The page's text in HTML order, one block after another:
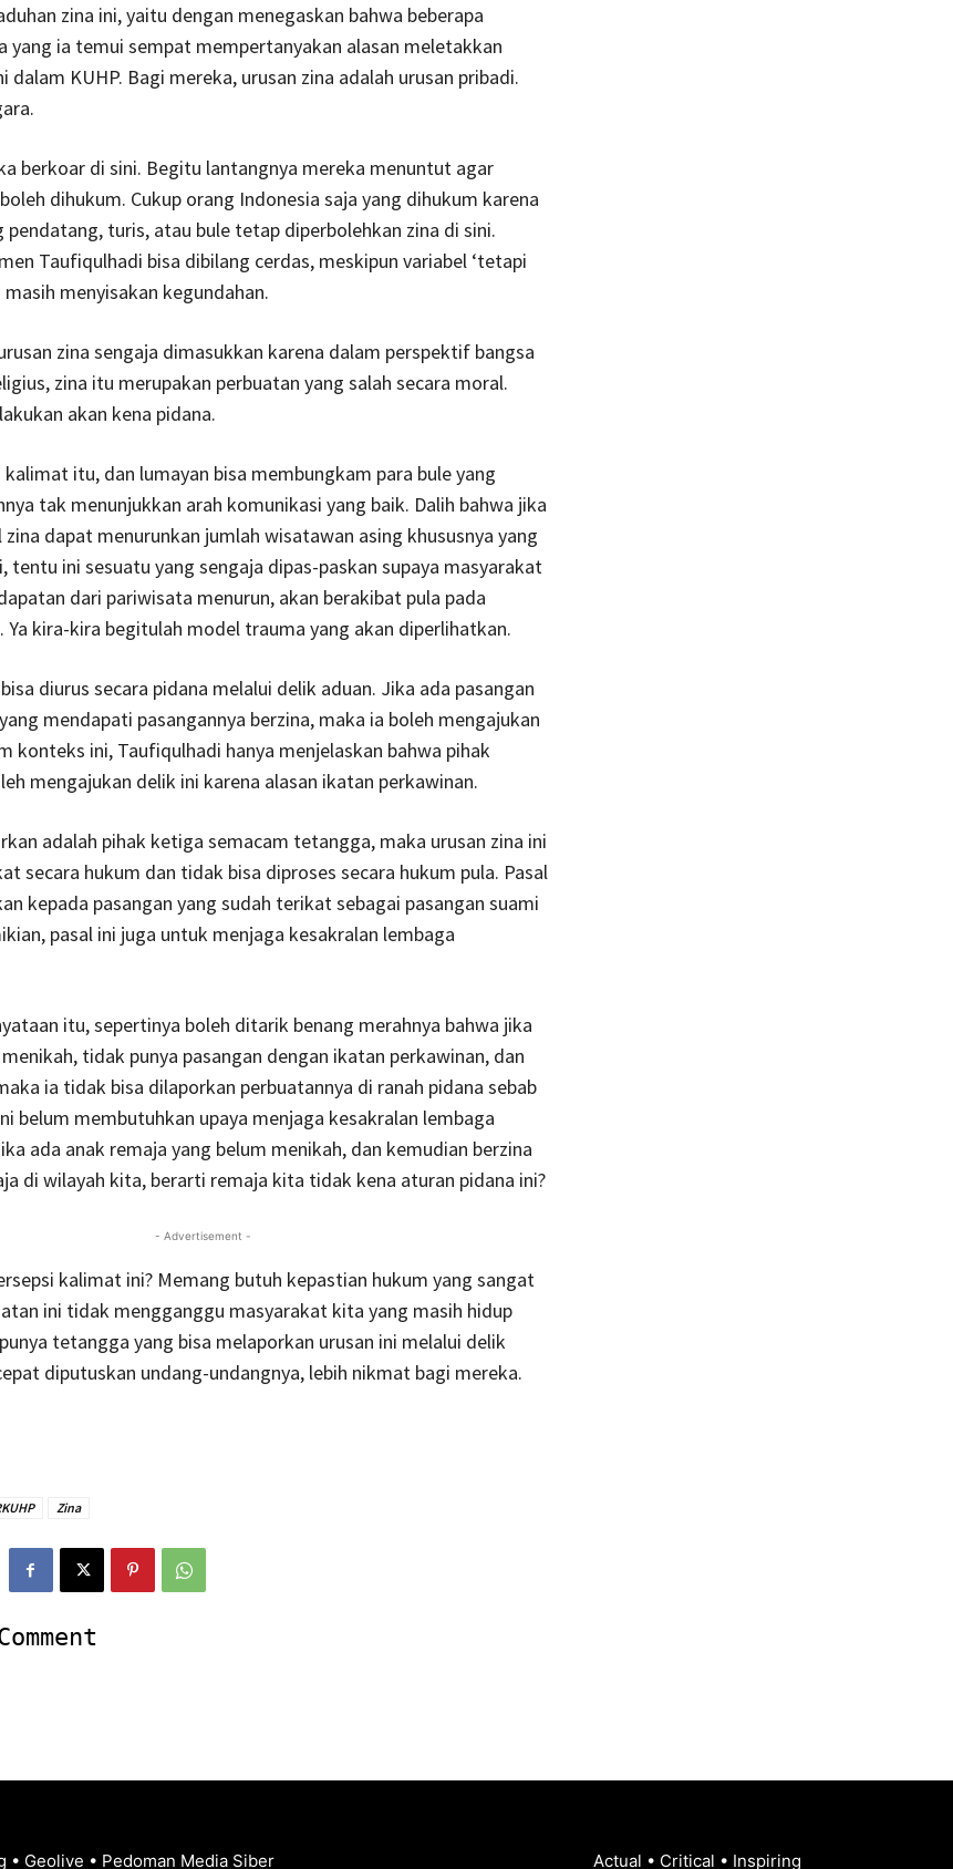
zina ini, yaitu dengan menegaskan bahwa beberapa
yang ia temui sempat mempertanyakan alasan meletakkan
dalam KUHP. Bagi mereka, urusan zina adalah urusan pribadi.
berkoar di sini. Begitu lantangnya mereka menuntut agar
dihukum. Cukup orang Indonesia saja yang dihukum karena
pendatang, turis, atau bule tetap diperbolehkan zina di sini.
Taufiqulhadi bisa dibilang cerdas, meskipun variabel ‘tetapi
menyisakan kegundahan.
zina sengaja dimasukkan karena dalam perspektif bangsa
zina itu merupakan perbuatan yang salah secara moral.
akan kena pidana.
kalimat itu, dan lumayan bisa membungkam para bule yang
tak menunjukkan arah komunikasi yang baik. Dalih bahwa jika
zina dapat menurunkan jumlah wisatawan asing khususnya yang
tentu ini sesuatu yang sengaja dipas-paskan supaya masyarakat
dari pariwisata menurun, akan berakibat pula pada
Ya kira-kira begitulah model trauma yang akan diperlihatkan.
diurus secara pidana melalui delik aduan. Jika ada pasangan
mendapati pasangannya berzina, maka ia boleh mengajukan
konteks ini, Taufiqulhadi hanya menjelaskan bahwa pihak
mengajukan delik ini karena alasan ikatan perkawinan.
adalah pihak ketiga semacam tetangga, maka urusan zina ini
secara hukum dan tidak bisa diproses secara hukum pula. Pasal
kepada pasangan yang sudah terikat sebagai pasangan suami
pasal ini juga untuk menjaga kesakralan lembaga
itu, sepertinya boleh ditarik benang merahnya bahwa jika
tidak punya pasangan dengan ikatan perkawinan, dan
ia tidak bisa dilaporkan perbuatannya di ranah pidana sebab
belum membutuhkan upaya menjaga kesakralan lembaga
ada anak remaja yang belum menikah, dan kemudian berzina
di wilayah kita, berarti remaja kita tidak kena aturan pidana ini?
- Advertisement -
kalimat ini? Memang butuh kepastian hukum yang sangat
ini tidak mengganggu masyarakat kita yang masih hidup
tetangga yang bisa melaporkan urusan ini melalui delik
diputuskan undang-undangnya, lebih nikmat bagi mereka.
Zina
• Geolive • Pedoman Media Siber Actual • Critical • Inspiring